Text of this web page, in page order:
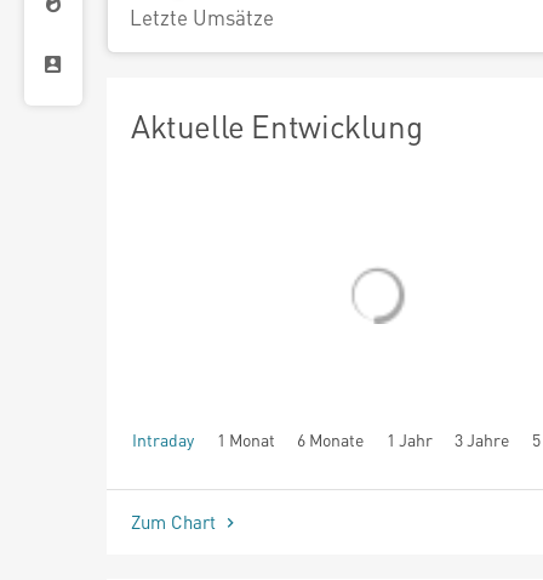
Letzte Umsätze
Aktuelle Entwicklung
Intraday 1 Monat 6 Monate 1 Jahr 3 Jahre
seit Beginn
Zum Chart